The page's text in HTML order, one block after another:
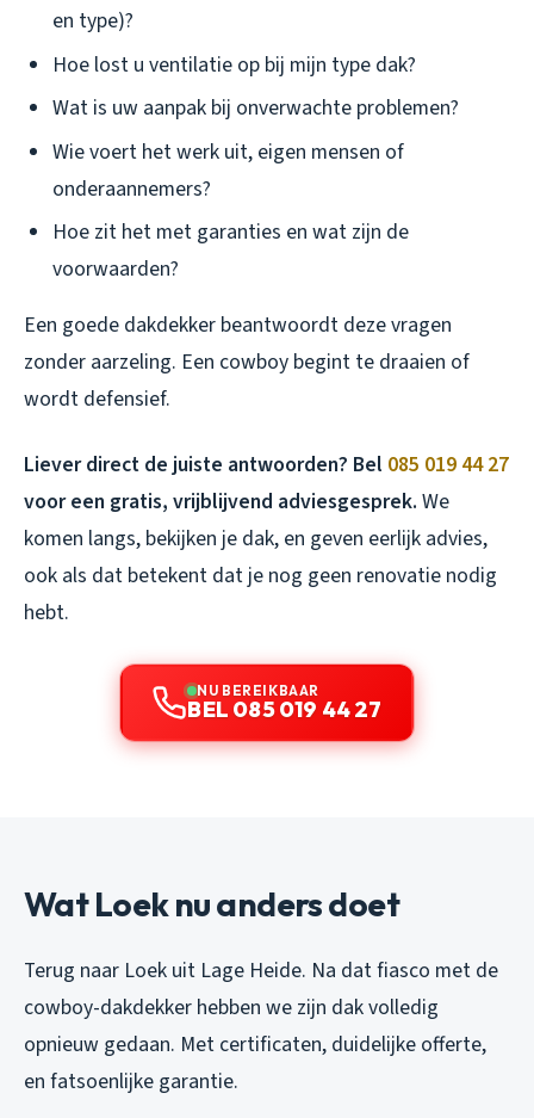
en type)?
Hoe lost u ventilatie op bij mijn type dak?
Wat is uw aanpak bij onverwachte problemen?
Wie voert het werk uit, eigen mensen of
onderaannemers?
Hoe zit het met garanties en wat zijn de
voorwaarden?
Een goede dakdekker beantwoordt deze vragen
zonder aarzeling. Een cowboy begint te draaien of
wordt defensief.
Liever direct de juiste antwoorden? Bel 085 019 44 27
voor een gratis, vrijblijvend adviesgesprek. We
komen langs, bekijken je dak, en geven eerlijk advies,
ook als dat betekent dat je nog geen renovatie nodig
hebt.
NU BEREIKBAAR
BEL 085 019 44 27
Wat Loek nu anders doet
Terug naar Loek uit Lage Heide. Na dat fiasco met de
cowboy-dakdekker hebben we zijn dak volledig
opnieuw gedaan. Met certificaten, duidelijke offerte,
en fatsoenlijke garantie.